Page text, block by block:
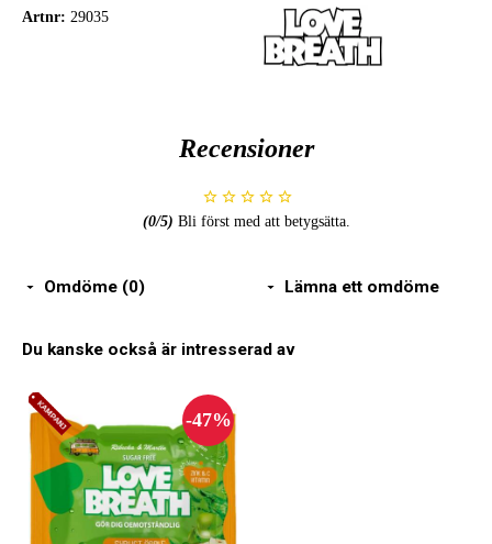
Artnr: 29035
Recensioner
(0/5) Bli först med att betygsätta.
Omdöme (0) Lämna ett omdöme
Du kanske också är intresserad av